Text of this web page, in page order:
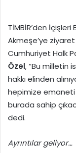
TİMBİR’den
Akmeşe’ye ziyaret
Cumhuriyet Halk
Özel, “Bu milletin
hakkı elinden
hepimize emaneti
burada sahip
dedi.
Ayrıntılar geliyor…